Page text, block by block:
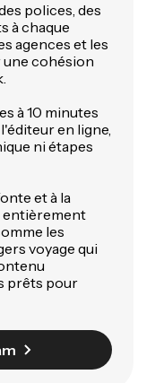
polices, des
à chaque
agences et les
cohésion
à 10 minutes
en ligne,
ni étapes
et à la
entièrement
les
voyage qui
prêts pour